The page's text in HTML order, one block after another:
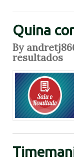
Quina
By
resultados